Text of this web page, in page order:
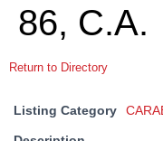
86, C.A.
Return to Directory
Listing Category